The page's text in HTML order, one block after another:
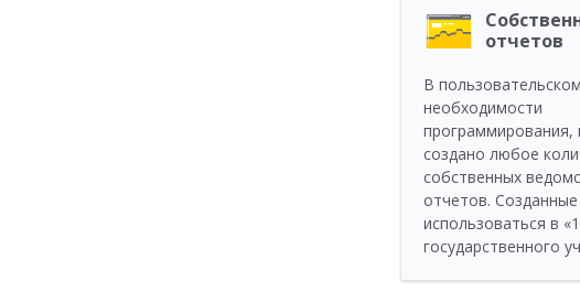
отчетов
В
необходимости
создано любое
собственных
отчетов.
использоваться в
государственного